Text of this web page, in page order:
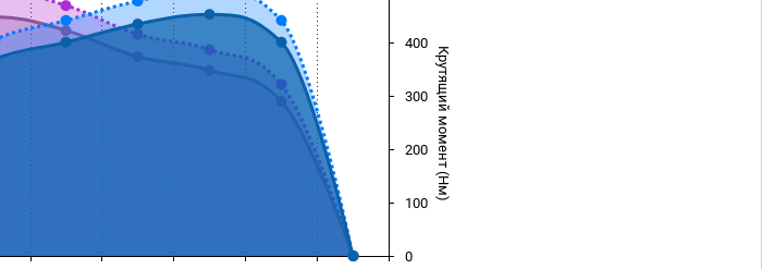
Крутящий момент (Нм)
0
100
200
300
400